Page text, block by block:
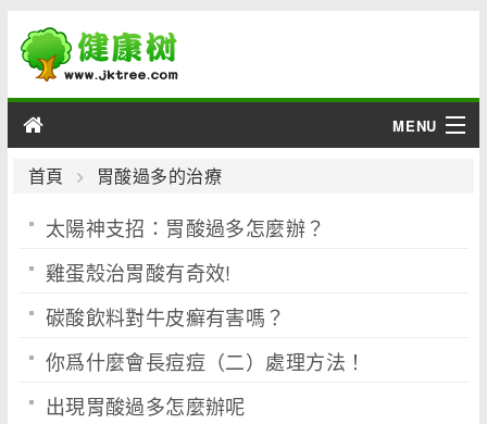
MENU
男性
女性
育兒
老人
首頁 胃酸過多的治療
太陽神支招：胃酸過多怎麼辦？
雞蛋殼治胃酸有奇效!
碳酸飲料對牛皮癬有害嗎？
你爲什麼會長痘痘（二）處理方法！
出現胃酸過多怎麼辦呢